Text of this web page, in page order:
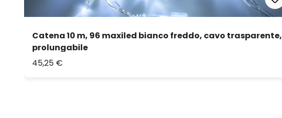
Catena 10 m, 96 maxiled bianco freddo, cavo trasparente,
prolungabile
45,25 €